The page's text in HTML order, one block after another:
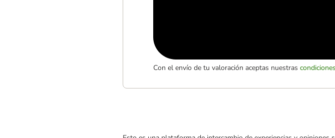
Con el envío de tu valoración aceptas nuestras